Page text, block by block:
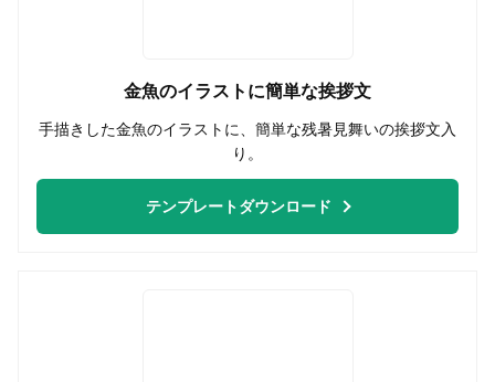
金魚のイラストに簡単な挨拶文
手描きした金魚のイラストに、簡単な残暑見舞いの挨拶文入
り。
テンプレートダウンロード